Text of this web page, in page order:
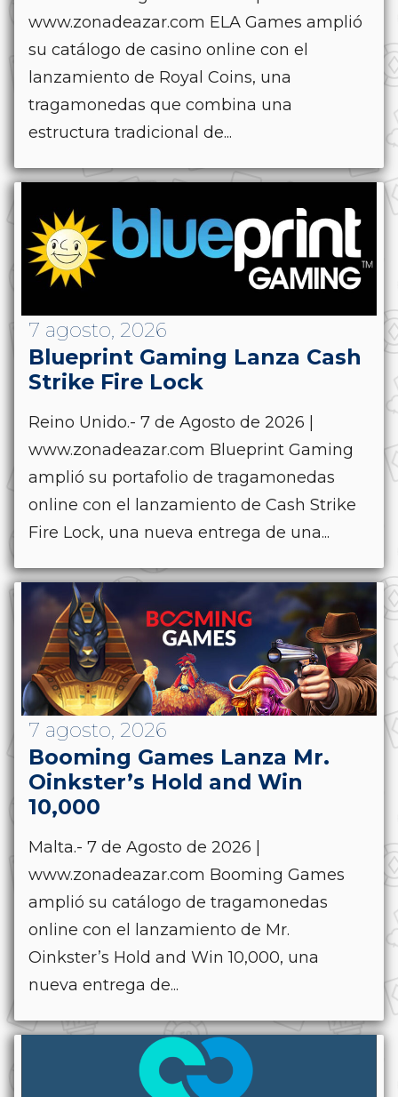
www.zonadeazar.com ELA Games amplió
su catálogo de casino online con el
lanzamiento de Royal Coins, una
tragamonedas que combina una
estructura tradicional de...
7 agosto, 2026
Blueprint Gaming Lanza Cash
Strike Fire Lock
Reino Unido.- 7 de Agosto de 2026 |
www.zonadeazar.com Blueprint Gaming
amplió su portafolio de tragamonedas
online con el lanzamiento de Cash Strike
Fire Lock, una nueva entrega de una...
7 agosto, 2026
Booming Games Lanza Mr.
Oinkster’s Hold and Win
10,000
Malta.- 7 de Agosto de 2026 |
www.zonadeazar.com Booming Games
amplió su catálogo de tragamonedas
online con el lanzamiento de Mr.
Oinkster’s Hold and Win 10,000, una
nueva entrega de...